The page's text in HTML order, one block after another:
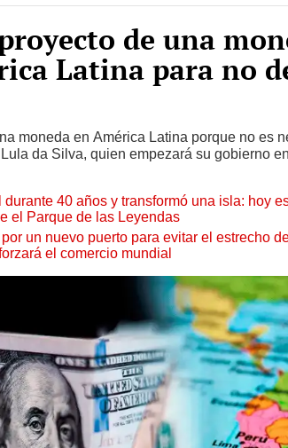
de una
Latina para no
Lula da Silva, quien empezará su gobierno
el Parque de las Leyendas
un nuevo puerto para evitar el estrecho
el comercio mundial